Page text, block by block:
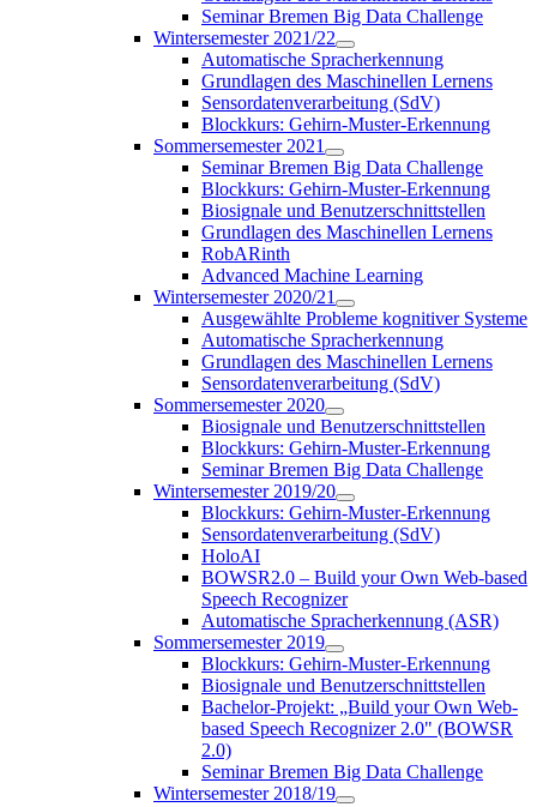
Seminar Bremen Big Data Challenge
Wintersemester 2021/22
Automatische Spracherkennung
Grundlagen des Maschinellen Lernens
Sensordatenverarbeitung (SdV)
Blockkurs: Gehirn-Muster-Erkennung
Sommersemester 2021
Seminar Bremen Big Data Challenge
Blockkurs: Gehirn-Muster-Erkennung
Biosignale und Benutzerschnittstellen
Grundlagen des Maschinellen Lernens
RobARinth
Advanced Machine Learning
Wintersemester 2020/21
Ausgewählte Probleme kognitiver Systeme
Automatische Spracherkennung
Grundlagen des Maschinellen Lernens
Sensordatenverarbeitung (SdV)
Sommersemester 2020
Biosignale und Benutzerschnittstellen
Blockkurs: Gehirn-Muster-Erkennung
Seminar Bremen Big Data Challenge
Wintersemester 2019/20
Blockkurs: Gehirn-Muster-Erkennung
Sensordatenverarbeitung (SdV)
HoloAI
BOWSR2.0 – Build your Own Web-based
Speech Recognizer
Automatische Spracherkennung (ASR)
Sommersemester 2019
Blockkurs: Gehirn-Muster-Erkennung
Biosignale und Benutzerschnittstellen
Bachelor-Projekt: „Build your Own Web-
based Speech Recognizer 2.0" (BOWSR
2.0)
Seminar Bremen Big Data Challenge
Wintersemester 2018/19